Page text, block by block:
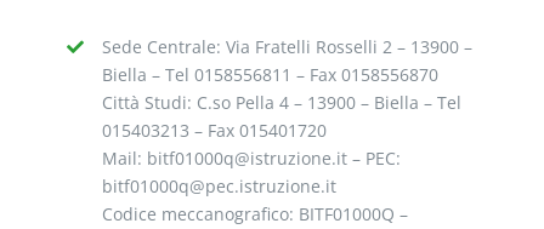
Sede Centrale: Via Fratelli Rosselli 2 – 13900 –
Biella – Tel 0158556811 – Fax 0158556870
Città Studi: C.so Pella 4 – 13900 – Biella – Tel
015403213 – Fax 015401720
Mail: bitf01000q@istruzione.it – PEC:
bitf01000q@pec.istruzione.it
Codice meccanografico: BITF01000Q –